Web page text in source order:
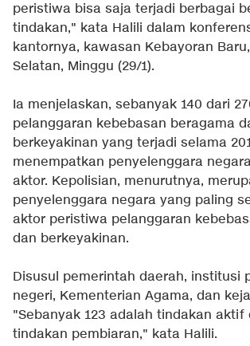
peristiwa bisa saja terjadi berbagai
tindakan," kata Halili dalam
kantornya, kawasan Kebayoran
Selatan, Minggu (29/1).
Ia menjelaskan, sebanyak 140 dari
pelanggaran kebebasan beragama
berkeyakinan yang terjadi selama
menempatkan penyelenggara
aktor. Kepolisian, menurutnya,
penyelenggara negara yang paling
aktor peristiwa pelanggaran
dan berkeyakinan.
Disusul pemerintah daerah, institusi
negeri, Kementerian Agama, dan
"Sebanyak 123 adalah tindakan aktif
tindakan pembiaran," kata Halili.